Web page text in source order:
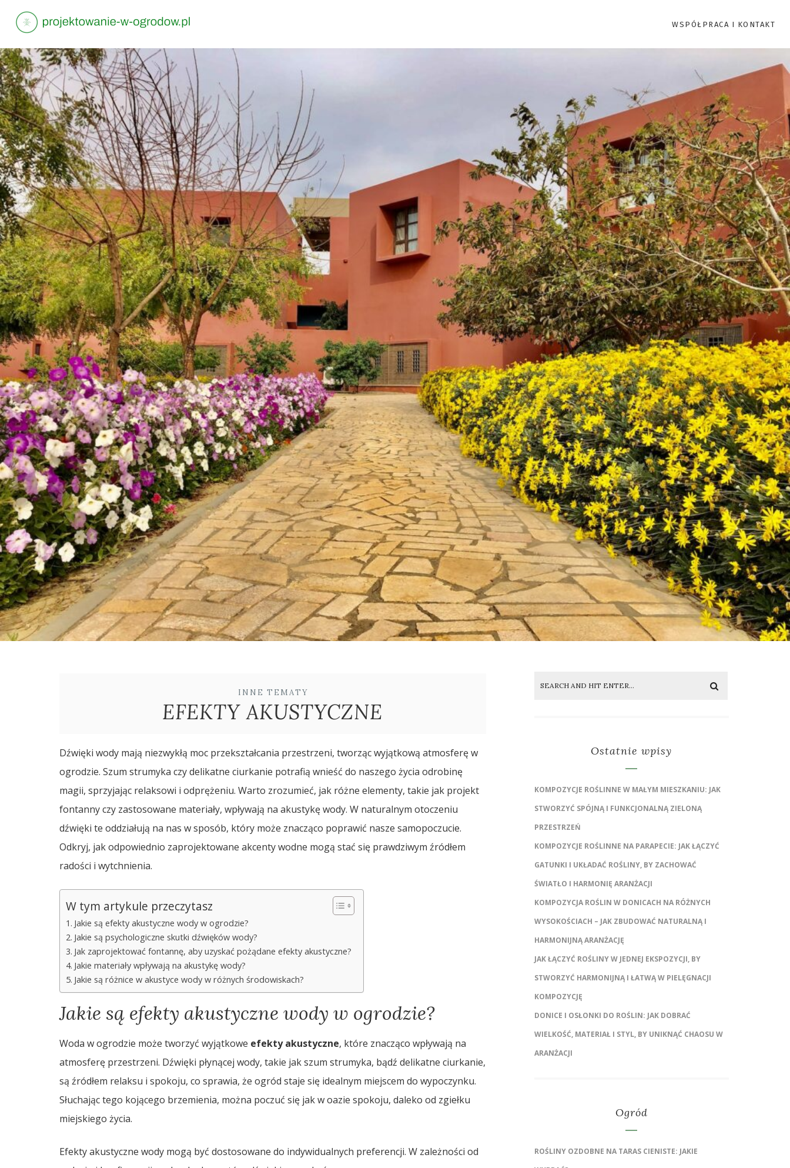
WSPÓŁPRACA I KONTAKT
INNE TEMATY
EFEKTY AKUSTYCZNE
Dźwięki wody mają niezwykłą moc przekształcania przestrzeni, tworząc wyjątkową atmosferę w
ogrodzie. Szum strumyka czy delikatne ciurkanie potrafią wnieść do naszego życia odrobinę
magii, sprzyjając relaksowi i odprężeniu. Warto zrozumieć, jak różne elementy, takie jak projekt
fontanny czy zastosowane materiały, wpływają na akustykę wody. W naturalnym otoczeniu
dźwięki te oddziałują na nas w sposób, który może znacząco poprawić nasze samopoczucie.
Odkryj, jak odpowiednio zaprojektowane akcenty wodne mogą stać się prawdziwym źródłem
radości i wytchnienia.
W tym artykule przeczytasz
Jakie są efekty akustyczne wody w ogrodzie?
Jakie są psychologiczne skutki dźwięków wody?
Jak zaprojektować fontannę, aby uzyskać pożądane efekty akustyczne?
Jakie materiały wpływają na akustykę wody?
Jakie są różnice w akustyce wody w różnych środowiskach?
Jakie są efekty akustyczne wody w ogrodzie?
Woda w ogrodzie może tworzyć wyjątkowe efekty akustyczne, które znacząco wpływają na
atmosferę przestrzeni. Dźwięki płynącej wody, takie jak szum strumyka, bądź delikatne ciurkanie,
są źródłem relaksu i spokoju, co sprawia, że ogród staje się idealnym miejscem do wypoczynku.
Słuchając tego kojącego brzemienia, można poczuć się jak w oazie spokoju, daleko od zgiełku
miejskiego życia.
Efekty akustyczne wody mogą być dostosowane do indywidualnych preferencji. W zależności od
Ostatnie wpisy
KOMPOZYCJE ROŚLINNE W MAŁYM MIESZKANIU: JAK
STWORZYĆ SPÓJNĄ I FUNKCJONALNĄ ZIELONĄ
PRZESTRZEŃ
KOMPOZYCJE ROŚLINNE NA PARAPECIE: JAK ŁĄCZYĆ
GATUNKI I UKŁADAĆ ROŚLINY, BY ZACHOWAĆ
ŚWIATŁO I HARMONIĘ ARANŻACJI
KOMPOZYCJA ROŚLIN W DONICACH NA RÓŻNYCH
WYSOKOŚCIACH – JAK ZBUDOWAĆ NATURALNĄ I
HARMONIJNĄ ARANŻACJĘ
JAK ŁĄCZYĆ ROŚLINY W JEDNEJ EKSPOZYCJI, BY
STWORZYĆ HARMONIJNĄ I ŁATWĄ W PIELĘGNACJI
KOMPOZYCJĘ
DONICE I OSŁONKI DO ROŚLIN: JAK DOBRAĆ
WIELKOŚĆ, MATERIAŁ I STYL, BY UNIKNĄĆ CHAOSU W
ARANŻACJI
Ogród
ROŚLINY OZDOBNE NA TARAS CIENISTE: JAKIE